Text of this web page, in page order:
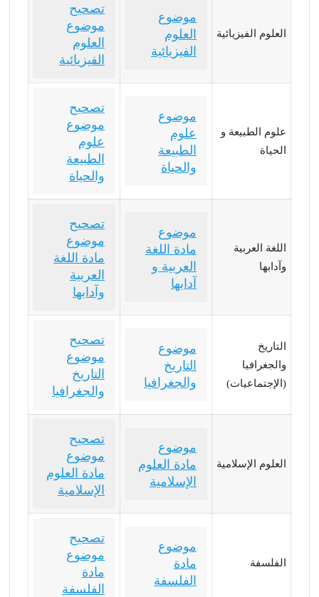
العلوم الفيزيائية
موضوع
العلوم
الفيزيائية
تصحيح
موضوع
العلوم
الفيزيائية
علوم الطبيعة و
الحياة
موضوع
علوم
الطبيعة
والحياة
تصحيح
موضوع
علوم
الطبيعة
والحياة
اللغة العربية
وآدابها
موضوع
مادة اللغة
العربية و
آدابها
تصحيح
موضوع
مادة اللغة
العربية
وآدابها
التاريخ
والجغرافيا
(الإجتماعيات)
موضوع
التاريخ
والجغرافيا
تصحيح
موضوع
التاريخ
والجغرافيا
العلوم الإسلامية
موضوع
مادة العلوم
الإسلامية
تصحيح
موضوع
مادة العلوم
الإسلامية
الفلسفة
موضوع
مادة
الفلسفة
تصحيح
موضوع
مادة
الفلسفة